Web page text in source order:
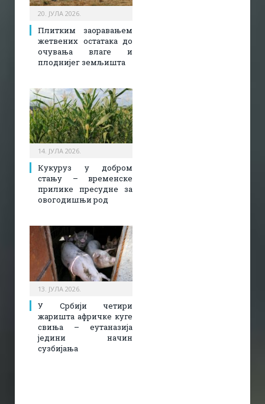
20. ЈУЛА 2026.
Плитким заоравањем
жетвених остатака до
очувања влаге и
плоднијег земљишта
14. ЈУЛА 2026.
Кукуруз у добром
стању – временске
прилике пресудне за
овогодишњи род
13. ЈУЛА 2026.
У Србији четири
жаришта афричке куге
свиња – еутаназија
једини начин
сузбијања